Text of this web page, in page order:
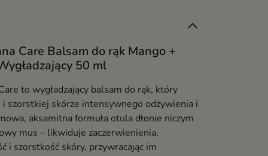
Care Balsam do rąk Mango +
50 ml
to wygładzający balsam do rąk, który
i szorstkiej skórze intensywnego odżywienia i
aksamitna formuła otula dłonie niczym
mus – likwiduje zaczerwienienia,
i szorstkość skóry, przywracając im